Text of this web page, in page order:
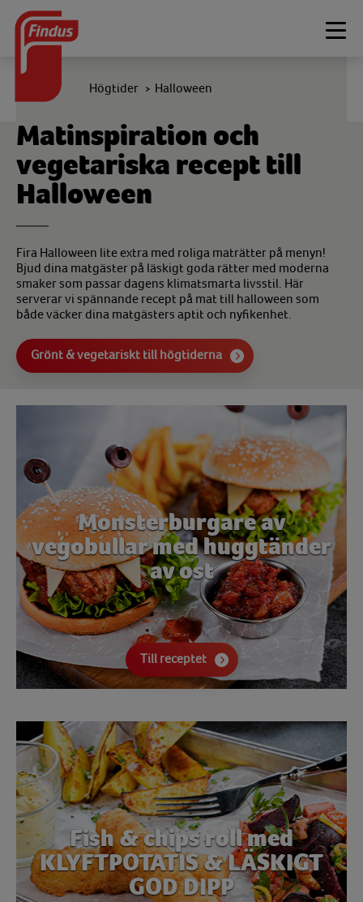
Matinspiration och
vegetariska recept till
Halloween
Fira Halloween lite extra med roliga maträtter på menyn!
Bjud dina matgäster på läskigt goda rätter med moderna
smaker som passar dagens klimatsmarta livsstil. Här
serverar vi spännande recept på mat till halloween som
både väcker dina matgästers aptit och nyfikenhet.
Grönt & vegetariskt till högtiderna
Högtider > Halloween
Monsterburgare av
vegobullar med huggtänder
av ost
Till receptet
Fish & chips roll med
KLYFTPOTATIS & LÄSKIGT
GOD DIPP